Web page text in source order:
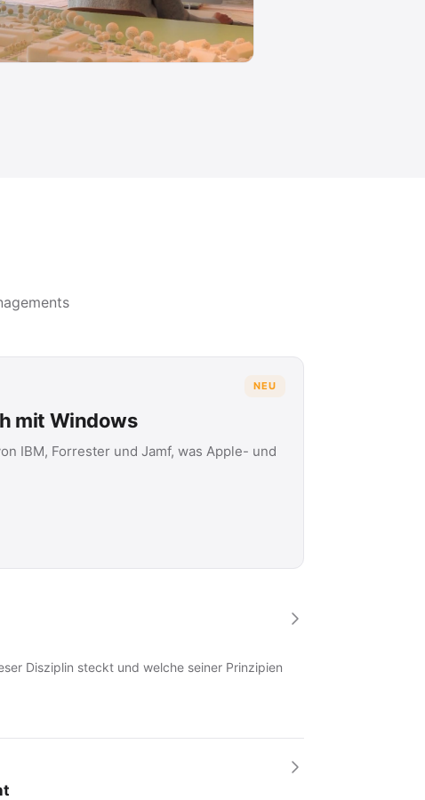
NEU
mit Windows
IBM, Forrester und Jamf, was Apple- und
Disziplin steckt und welche seiner Prinzipien